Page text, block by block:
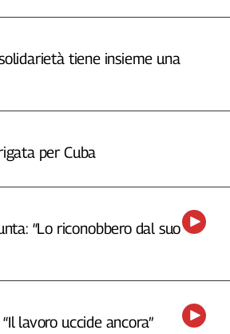
tiene insieme una
per Cuba
“Lo riconobbero dal suo
lavoro uccide ancora”